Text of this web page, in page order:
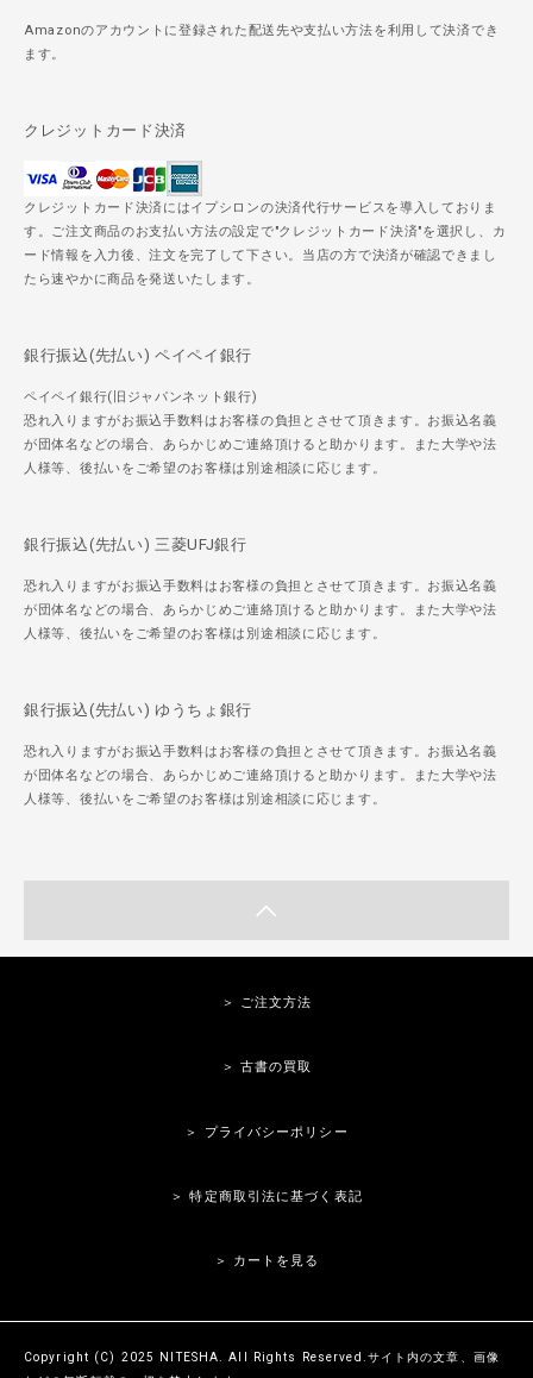
Amazonのアカウントに登録された配送先や支払い方法を利用して決済でき
ます。
クレジットカード決済
クレジットカード決済にはイプシロンの決済代行サービスを導入しておりま
す。ご注文商品のお支払い方法の設定で"クレジットカード決済"を選択し、カ
ード情報を入力後、注文を完了して下さい。当店の方で決済が確認できまし
たら速やかに商品を発送いたします。
銀行振込(先払い) ペイペイ銀行
ペイペイ銀行(旧ジャパンネット銀行)
恐れ入りますがお振込手数料はお客様の負担とさせて頂きます。お振込名義
が団体名などの場合、あらかじめご連絡頂けると助かります。また大学や法
人様等、後払いをご希望のお客様は別途相談に応じます。
銀行振込(先払い) 三菱UFJ銀行
恐れ入りますがお振込手数料はお客様の負担とさせて頂きます。お振込名義
が団体名などの場合、あらかじめご連絡頂けると助かります。また大学や法
人様等、後払いをご希望のお客様は別途相談に応じます。
銀行振込(先払い) ゆうちょ銀行
恐れ入りますがお振込手数料はお客様の負担とさせて頂きます。お振込名義
が団体名などの場合、あらかじめご連絡頂けると助かります。また大学や法
人様等、後払いをご希望のお客様は別途相談に応じます。
＞ ご注文方法
＞ 古書の買取
＞ プライバシーポリシー
＞ 特定商取引法に基づく表記
＞ カートを見る
Copyright (C) 2025 NITESHA. All Rights Reserved.サイト内の文章、画像